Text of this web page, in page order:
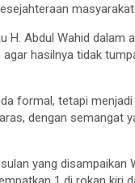
H. Abdul Wahid
hasilnya tidak
formal, tetapi
dengan semangat
yang